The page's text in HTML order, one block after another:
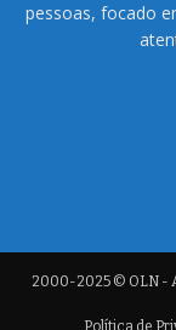
pessoas, focado
2000-2025 © OLN -